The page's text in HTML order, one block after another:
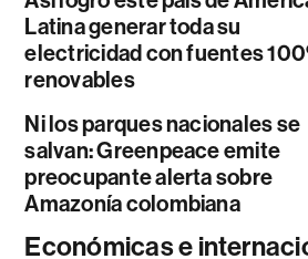
Latina generar toda su
electricidad con fuentes
renovables
Ni los parques nacionales se
salvan: Greenpeace emite
preocupante alerta sobre
Amazonía colombiana
Económicas e